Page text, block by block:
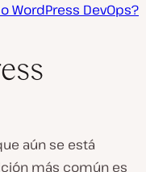
WordPress DevOps?
aún se está
más común es